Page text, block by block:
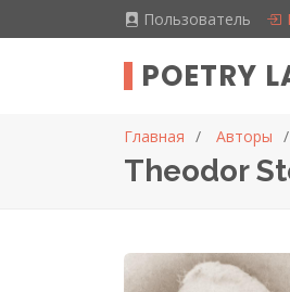
Пользователь
POETRY
Главная Авторы
Theodor